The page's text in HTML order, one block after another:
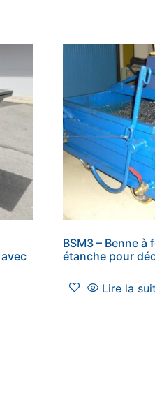
BSM3 – Benne
étanche pour
Lire la